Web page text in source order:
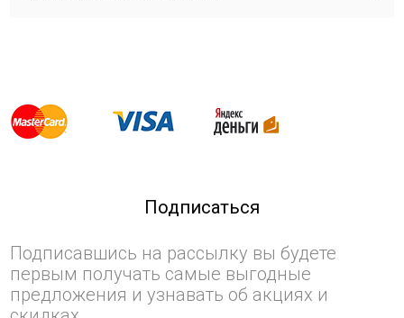
Подписаться
Подписавшись на рассылку вы будете
первым получать самые выгодные
предложения и узнавать об акциях и